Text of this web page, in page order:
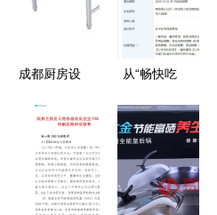
评
成都厨房设
制品的行业
全景 从厨
具到卫具的
变革
从“畅快吃
思维 探鱼
新公司与厨
具卫具的创
意融合